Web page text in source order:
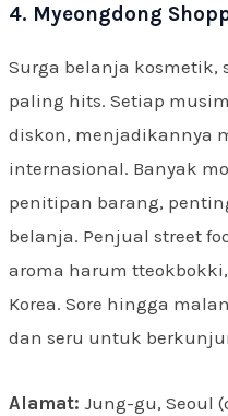
4. Myeongdong
Surga belanja kosmetik,
paling hits. Setiap
diskon, menjadikannya
internasional. Banyak
penitipan barang,
belanja. Penjual street
aroma harum
Korea. Sore hingga
dan seru untuk
Alamat: Jung-gu, Seoul